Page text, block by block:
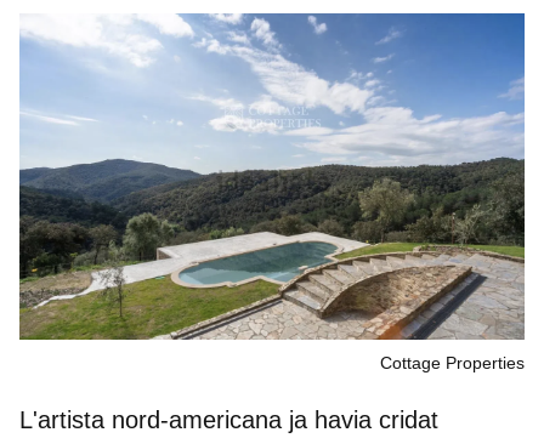
Cottage Properties
L'artista nord-americana ja havia cridat